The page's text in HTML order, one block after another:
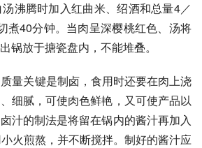
汤沸腾时加入红曲米、绍酒和总量4／
煮40分钟。当肉呈深樱桃红色、汤将
锅放于搪瓷盘内，不能堆叠。
质量关键是制卤，食用时还要在肉上浇
细腻，可使肉色鲜艳，又可使产品以
汁的制法是将留在锅内的酱汁再加入
火煎熬，并不断搅拌。制好的酱汁应